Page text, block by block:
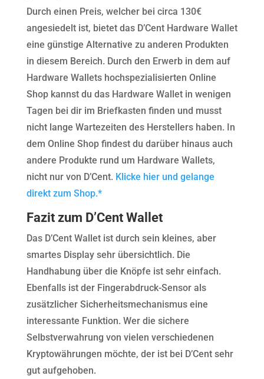
Durch einen Preis, welcher bei circa 130€
angesiedelt ist, bietet das D’Cent Hardware Wallet
eine günstige Alternative zu anderen Produkten
in diesem Bereich. Durch den Erwerb in dem auf
Hardware Wallets hochspezialisierten Online
Shop kannst du das Hardware Wallet in wenigen
Tagen bei dir im Briefkasten finden und musst
nicht lange Wartezeiten des Herstellers haben. In
dem Online Shop findest du darüber hinaus auch
andere Produkte rund um Hardware Wallets,
nicht nur von D’Cent. Klicke hier und gelange
direkt zum Shop.*
Fazit zum D’Cent Wallet
Das D’Cent Wallet ist durch sein kleines, aber
smartes Display sehr übersichtlich. Die
Handhabung über die Knöpfe ist sehr einfach.
Ebenfalls ist der Fingerabdruck-Sensor als
zusätzlicher Sicherheitsmechanismus eine
interessante Funktion. Wer die sichere
Selbstverwahrung von vielen verschiedenen
Kryptowährungen möchte, der ist bei D’Cent sehr
gut aufgehoben.